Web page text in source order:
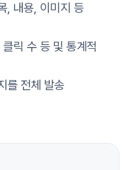
, 내용, 이미지 등
릭 수 등 및 통계적
를 전체 발송